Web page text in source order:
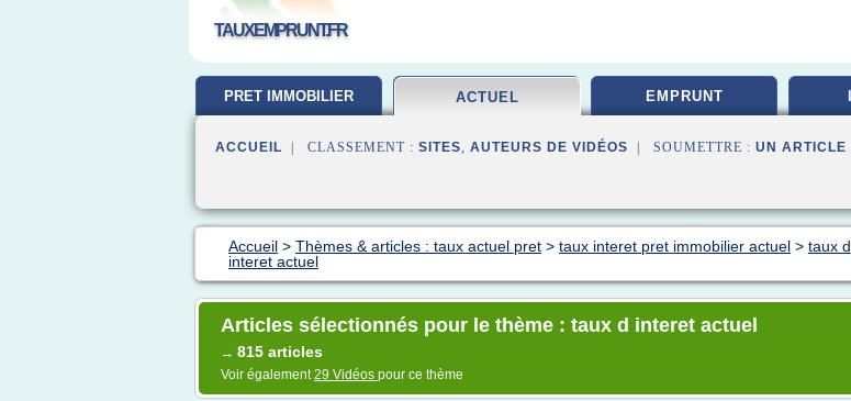
TAUXEMPRUNT.FR
PRET IMMOBILIER ACTUEL EMPRUNT
ACCUEIL | CLASSEMENT : SITES, AUTEURS DE VIDÉOS | SOUMETTRE : UN ARTICLE
Accueil > Thèmes & articles : taux actuel pret > taux interet pret immobilier actuel > taux d
interet actuel
Articles sélectionnés pour le thème : taux d interet actuel
→ 815 articles
Voir également29 Vidéos pour ce thème